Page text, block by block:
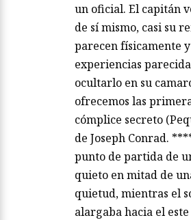
un oficial. El capitán
de sí mismo, casi su
parecen físicamente
experiencias
ocultarlo en su
ofrecemos las
cómplice secreto
de Joseph Conrad.
punto de partida de
quieto en mitad de
quietud, mientras el
alargaba hacia el